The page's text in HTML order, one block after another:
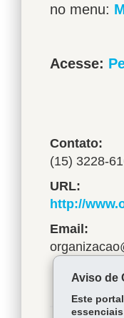
no menu:
Acesse:
Contato
(15) 3228-
URL
http://
Email
Aviso de
Este